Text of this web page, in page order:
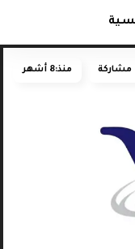
مشاركة منذ:8 أشهر